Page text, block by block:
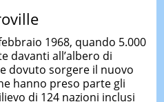
1968, quando 5.000
davanti all’albero di
dovuto sorgere il nuovo
hanno preso parte gli
di 124 nazioni inclusi